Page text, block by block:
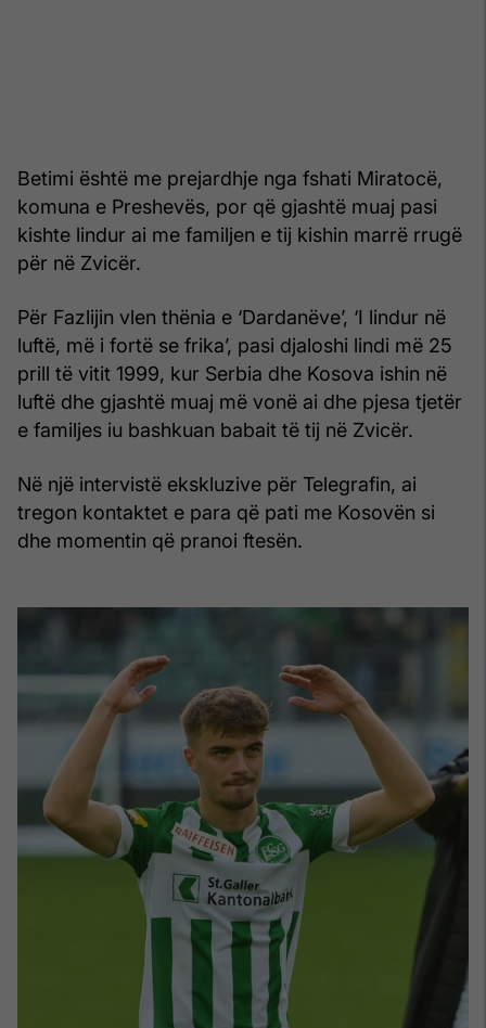
Betimi është me prejardhje nga fshati Miratocë,
komuna e Preshevës, por që gjashtë muaj pasi
kishte lindur ai me familjen e tij kishin marrë rrugë
për në Zvicër.
Për Fazlijin vlen thënia e ‘Dardanëve’, ‘I lindur në
luftë, më i fortë se frika’, pasi djaloshi lindi më 25
prill të vitit 1999, kur Serbia dhe Kosova ishin në
luftë dhe gjashtë muaj më vonë ai dhe pjesa tjetër
e familjes iu bashkuan babait të tij në Zvicër.
Në një intervistë ekskluzive për Telegrafin, ai
tregon kontaktet e para që pati me Kosovën si
dhe momentin që pranoi ftesën.